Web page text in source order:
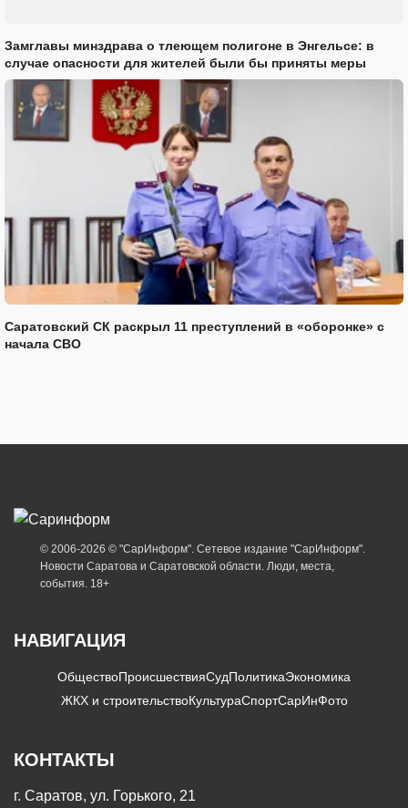
Замглавы минздрава о тлеющем полигоне в Энгельсе: в
случае опасности для жителей были бы приняты меры
Саратовский СК раскрыл 11 преступлений в «оборонке» с
начала СВО
© 2006-2026 © "СарИнформ". Сетевое издание "СарИнформ".
Новости Саратова и Саратовской области. Люди, места,
события. 18+
НАВИГАЦИЯ
ОбществоПроисшествияСудПолитикаЭкономика
ЖКХ и строительствоКультураСпортСарИнФото
КОНТАКТЫ
г. Саратов, ул. Горького, 21